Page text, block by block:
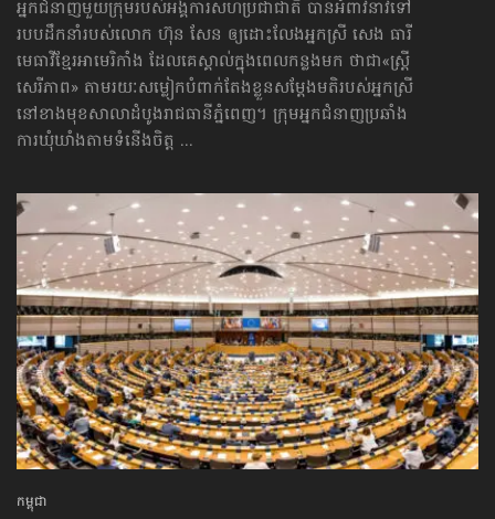
អ្នកជំនាញមួយក្រុមរបស់អង្គការសហប្រជាជាតិ បានអំពាវនាវទៅ​
របបដឹកនាំរបស់លោក ហ៊ុន សែន ឲ្យដោះលែងអ្នកស្រី សេង ធារី
មេធាវីខ្មែរអាមេរិកាំង ដែលគេស្គាល់ក្នុងពេលកន្លងមក ថាជា«ស្ត្រី
សេរីភាព» តាមរយៈសម្លៀកបំពាក់តែងខ្លួនសម្ដែងមតិរបស់អ្នកស្រី
នៅខាងមុខសាលាដំបូងរាជធានីភ្នំពេញ។ ក្រុមអ្នកជំនាញប្រឆាំង
ការឃុំឃាំងតាមទំនើងចិត្ត ...
កម្ពុជា